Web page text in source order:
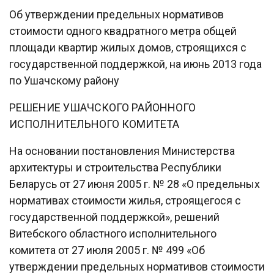
Об утверждении предельных нормативов
стоимости одного квадратного метра общей
площади квартир жилых домов, строящихся с
государственной поддержкой, на июнь 2013 года
по Ушачскому району
РЕШЕНИЕ УШАЧСКОГО РАЙОННОГО
ИСПОЛНИТЕЛЬНОГО КОМИТЕТА
На основании постановления Министерства
архитектуры и строительства Республики
Беларусь от 27 июня 2005 г. № 28 «О предельных
нормативах стоимости жилья, строящегося с
государственной поддержкой», решений
Витебского областного исполнительного
комитета от 27 июля 2005 г. № 499 «Об
утверждении предельных нормативов стоимости